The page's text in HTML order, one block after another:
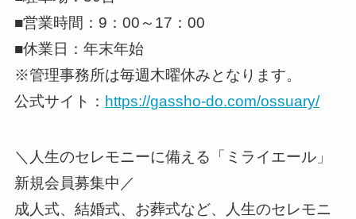
■営業時間：9：00～17：00
■休業日：年末年始
※管理事務所は毎週木曜休みとなります。
公式サイト： https://gassho-do.com/ossuary/
＼人生のセレモニーに備える「ミライエール」
新規会員募集中／
成人式、結婚式、お葬式など、人生のセレモニ